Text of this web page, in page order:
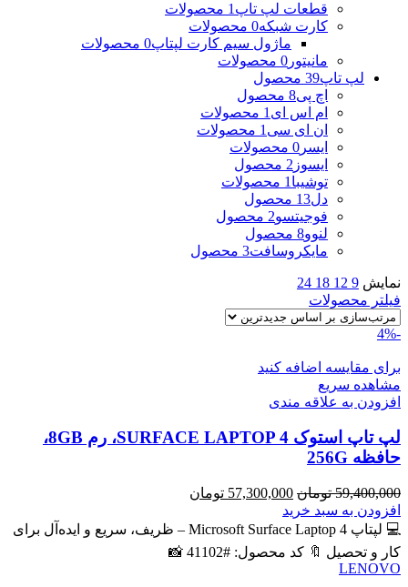
قطعات لپ تاپ 1 محصولات
کارت شبکه0 محصولات
ماژول سیم کارت لپتاپ0 محصولات
مانیتور 0 محصولات
لپ تاپ39 محصول
اچ پی8 محصول
ام اس ای 1 محصولات
ان ای سی 1 محصولات
ایسر 0 محصولات
ایسوز 2 محصول
توشیبا 1 محصولات
دل13 محصول
فوجیتسو2 محصول
لنوو8 محصول
مایکروسافت3 محصول
نمایش 9
12
18
24
فیلتر محصولات
-4%
برای مقایسه اضافه کنید
مشاهده سریع
افزودن به علاقه مندی
لپ تاپ استوک SURFACE LAPTOP 4، رم 8GB،
حافظه 256G
59,400,000 تومان قیمت
اصلی
59,400,000 تومان
57,300,000 تومان
57,300,000 تومان
است.
افزودن به سبد خرید
💻 لپتاپ Microsoft Surface Laptop 4 – ظریف، سریع و ایده‌آل برای
کار و تحصیل 🔖 کد محصول: #41102 📸
LENOVO